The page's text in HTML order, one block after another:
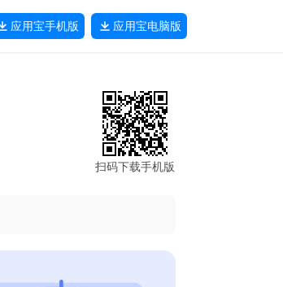
应用宝手机版 应用宝电脑版
扫码下载手机版